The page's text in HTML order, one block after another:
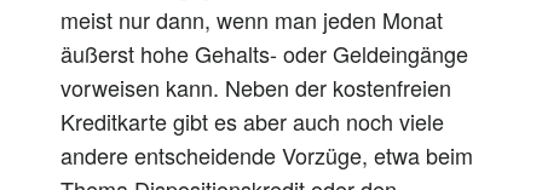
meist nur dann, wenn man jeden Monat
äußerst hohe Gehalts- oder Geldeingänge
vorweisen kann. Neben der kostenfreien
Kreditkarte gibt es aber auch noch viele
andere entscheidende Vorzüge, etwa beim